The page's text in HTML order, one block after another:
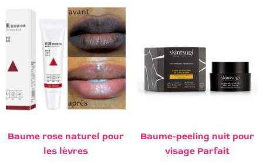
Baume rose naturel pour
les lèvres
Baume-peeling nuit pour
visage Parfait